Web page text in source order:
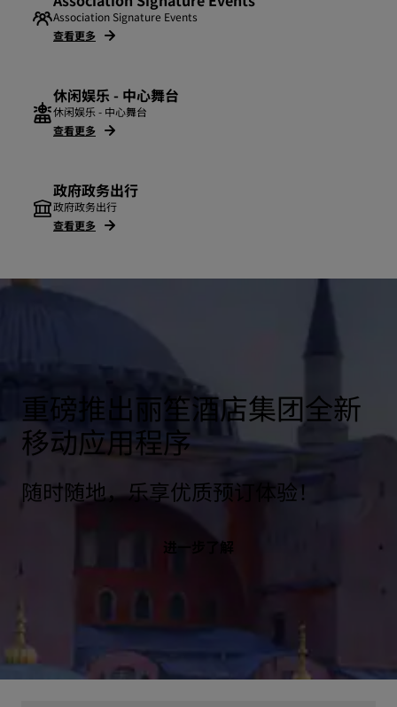
Association Signature Events
查看更多
休闲娱乐 - 中心舞台
休闲娱乐 - 中心舞台
查看更多
政府政务出行
政府政务出行
查看更多
重磅推出丽笙酒店集团全新
移动应用程序
随时随地，乐享优质预订体验！
进一步了解